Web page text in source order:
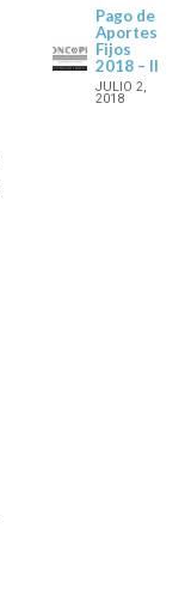
Pago de
Aportes
Fijos
2018 – II
JULIO 2,
2018